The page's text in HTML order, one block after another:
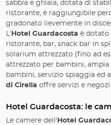
sabbia e ghiaia, dotata di
ristorante, è raggiungibile
gradonato lievemente in
L' Hotel Guardacosta è dotato
ristorante, bar, snack bar in
solarium attrezzato (fino ad
attrezzato per bambini, ampia
bambini, servizio spiaggia ed
di Cirella offre servizi e
Hotel Guardacosta: le
Le camere dell' Hotel